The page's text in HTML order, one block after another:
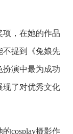
项，在她的作品
不提到《兔娘先
扮演中最为成功
现了对优秀文化
cosplay摄影作